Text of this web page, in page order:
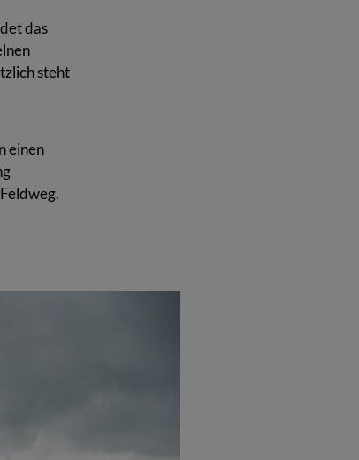
Karolin Köstler ist zudem
das
steht
einen